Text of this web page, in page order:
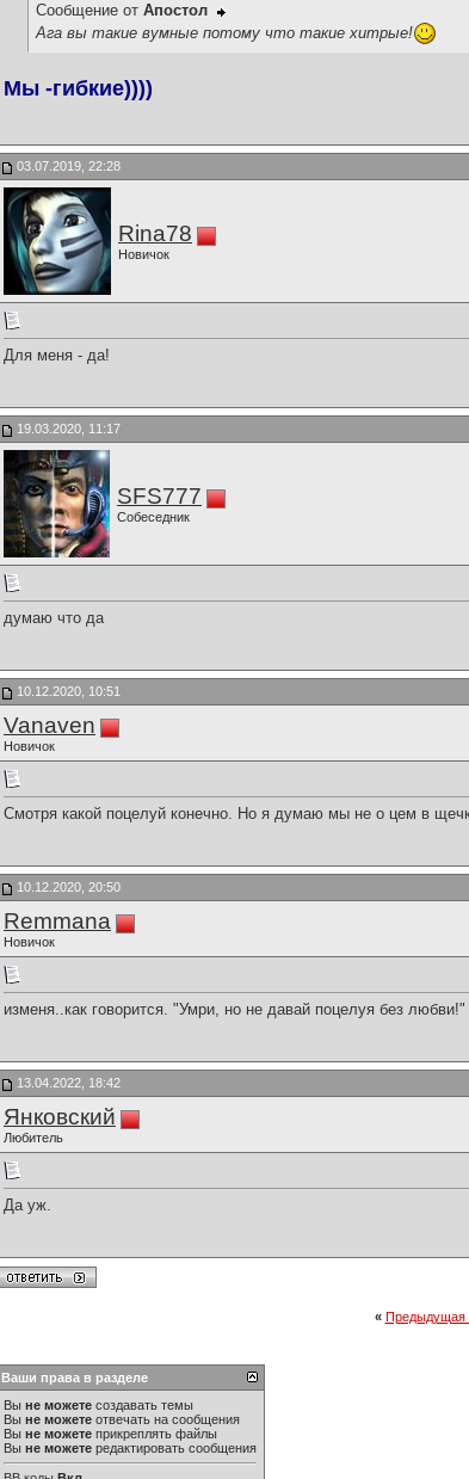
Сообщение от Апостол
Ага вы такие вумные потому что такие хитрые!
Мы -гибкие))))
03.07.2019, 22:28
Rina78
Новичок
Для меня - да!
19.03.2020, 11:17
SFS777
Собеседник
думаю что да
10.12.2020, 10:51
Vanaven
Новичок
Смотря какой поцелуй конечно. Но я думаю мы не о цем в
10.12.2020, 20:50
Remmana
Новичок
изменя..как говорится. "Умри, но не давай поцелуя без любви!"
13.04.2022, 18:42
Янковский
Любитель
Да уж.
« Предыдущая
Ваши права в разделе
Вы не можете создавать темы
Вы не можете отвечать на сообщения
Вы не можете прикреплять файлы
Вы не можете редактировать сообщения